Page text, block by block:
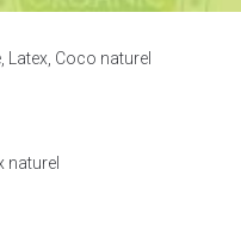
Latex, Coco naturel
naturel